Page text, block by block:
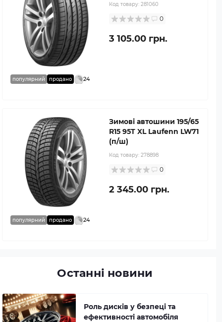
популярний продано 24
Код товару: 281060
0
3 105.00 грн.
популярний продано 24
Зимові автошини 195/65
R15 95T XL Laufenn LW71
(п/ш)
Код товару: 278898
0
2 345.00 грн.
Останні новини
Роль дисків у безпеці та
ефективності автомобіля